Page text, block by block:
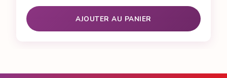
AJOUTER AU PANIER